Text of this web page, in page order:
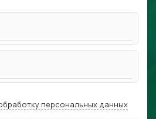
персональных данных